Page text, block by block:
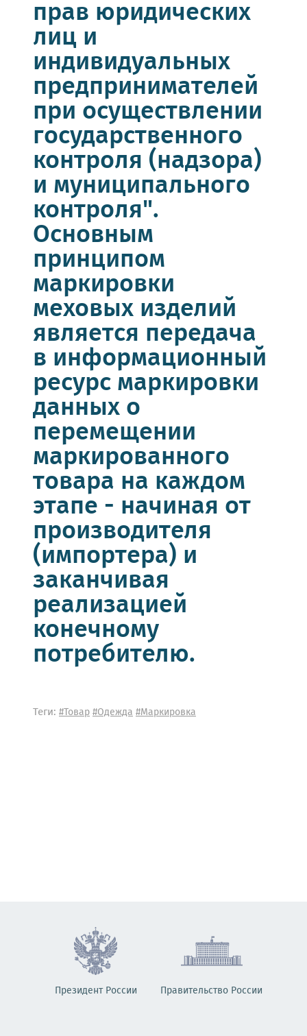
прав юридических
лиц и
индивидуальных
предпринимателей
при осуществлении
государственного
контроля (надзора)
и муниципального
контроля".
Основным
принципом
маркировки
меховых изделий
является передача
в информационный
ресурс маркировки
данных о
перемещении
маркированного
товара на каждом
этапе - начиная от
производителя
(импортера) и
заканчивая
реализацией
конечному
потребителю.
Теги: #Товар#Одежда#Маркировка
Президент России Правительство России